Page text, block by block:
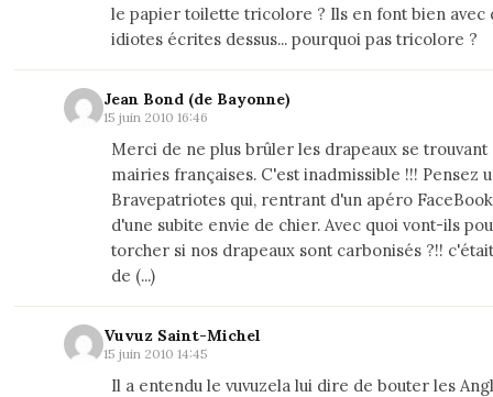
le papier toilette tricolore ? Ils en font bien avec
idiotes écrites dessus... pourquoi pas tricolore ?
Jean Bond (de Bayonne)
15 juin 2010 16:46
Merci de ne plus brûler les drapeaux se trouvant
mairies françaises. C'est inadmissible !!! Pensez
Bravepatriotes qui, rentrant d'un apéro
d'une subite envie de chier. Avec quoi vont-ils
torcher si nos drapeaux sont carbonisés ?!!
de (...)
Vuvuz Saint-Michel
15 juin 2010 14:45
Il a entendu le vuvuzela lui dire de bouter les